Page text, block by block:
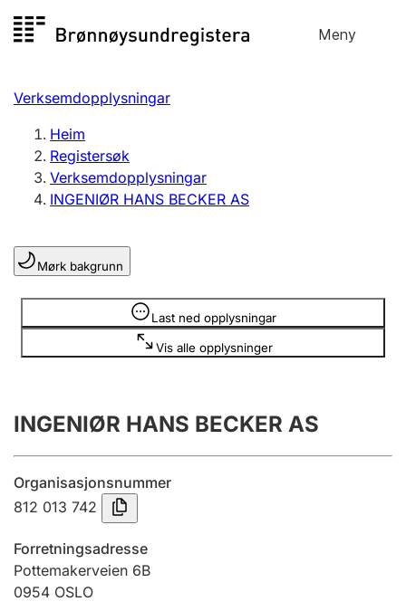
til
Meny
Registersøk
Aksjeselskap
Enkeltpersonføretak
Registrere, endre, slette
Lag og foreining
Registrere, endre, slette
Årsrekneskap
Innsending og forseinkingsgebyr
Tinglysing
Jeger
Verksemdopplysningar
Heim
Registersøk
Verksemdopplysningar
INGENIØR HANS BECKER AS
Mørk bakgrunn
Last ned opplysningar
Vis alle opplysninger
Opplysninger er skjult
INGENIØR HANS BECKER AS
Organisasjonsnummer
812 013 742
Forretningsadresse
Pottemakerveien 6B
0954 OSLO